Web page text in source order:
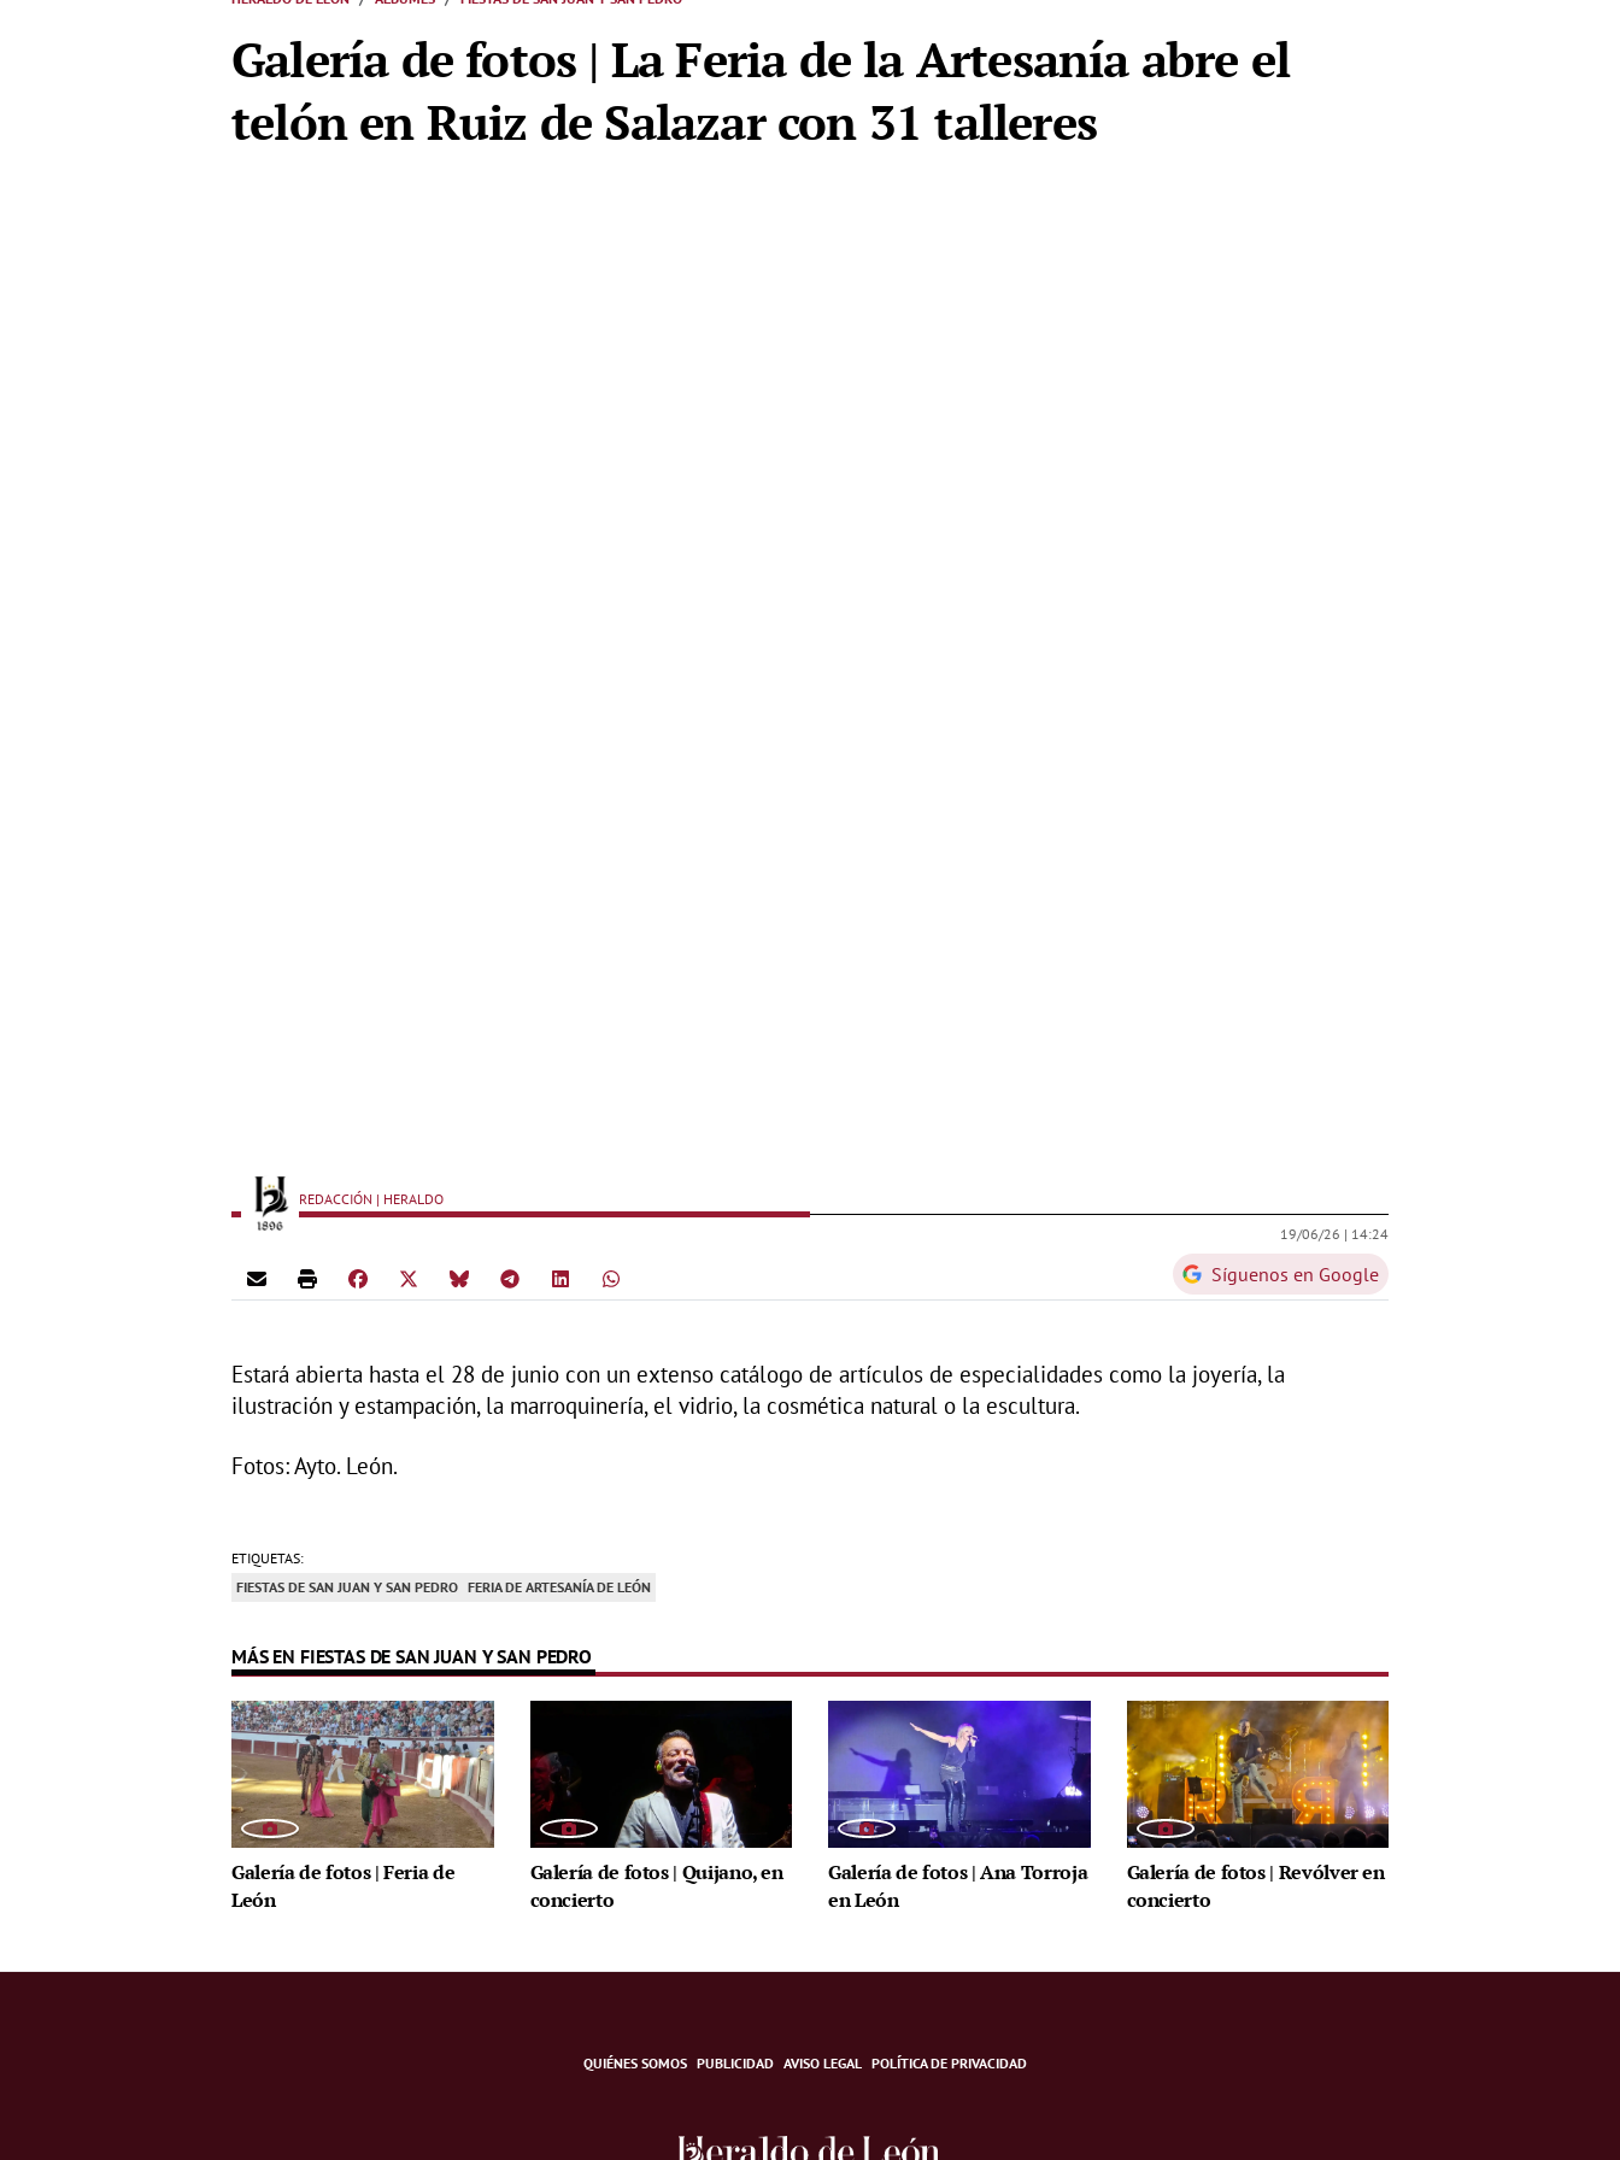
Galería de fotos | La Feria de la Artesanía abre el
telón en Ruiz de Salazar con 31 talleres
REDACCIÓN | HERALDO
19/06/26 | 14:24
Síguenos en Google
Estará abierta hasta el 28 de junio con un extenso catálogo de artículos de especialidades como la joyería, la
ilustración y estampación, la marroquinería, el vidrio, la cosmética natural o la escultura.
Fotos: Ayto. León.
ETIQUETAS:
FIESTAS DE SAN JUAN Y SAN PEDRO FERIA DE ARTESANÍA DE LEÓN
MÁS EN FIESTAS DE SAN JUAN Y SAN PEDRO
Galería de fotos | Feria de
León
Galería de fotos | Quijano, en
concierto
Galería de fotos | Ana Torroja
en León
Galería de fotos | Revólver en
concierto
QUIÉNES SOMOS PUBLICIDAD AVISO LEGAL POLÍTICA DE PRIVACIDAD